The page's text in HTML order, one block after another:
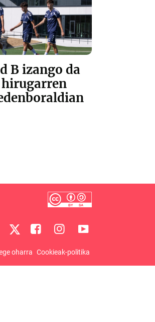
B izango da
hirugarren
oharra Cookieak-politika